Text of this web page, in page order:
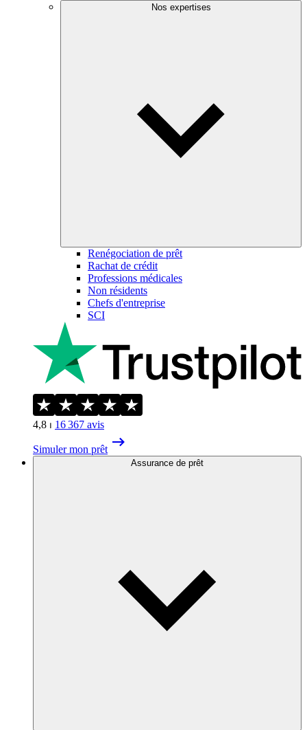
Nos expertises
Renégociation de prêt
Rachat de crédit
Professions médicales
Non résidents
Chefs d'entreprise
SCI
4,8 ⏐ 16 367 avis
Simuler mon prêt
Assurance de prêt